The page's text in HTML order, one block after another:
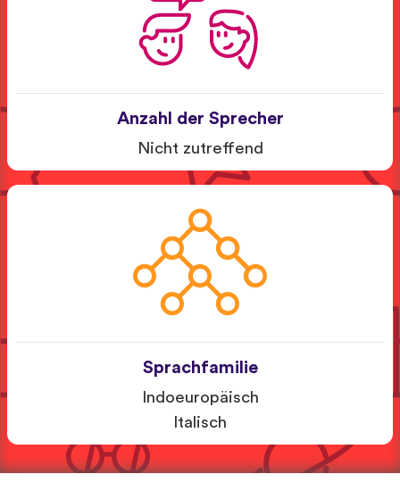
Anzahl der Sprecher
Nicht zutreffend
Sprachfamilie
Indoeuropäisch
Italisch